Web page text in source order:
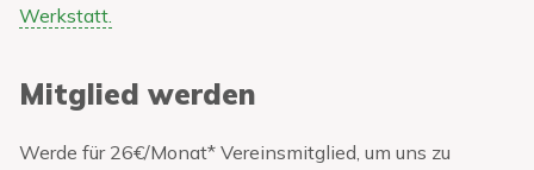
Werkstatt.
Mitglied werden
Werde für 26€/Monat* Vereinsmitglied, um uns zu